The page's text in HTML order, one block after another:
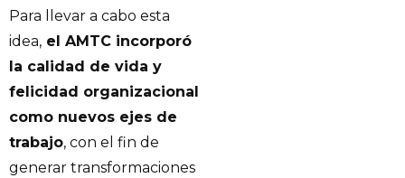
Para llevar a cabo esta
idea, el AMTC incorporó
la calidad de vida y
felicidad organizacional
como nuevos ejes de
trabajo, con el fin de
generar transformaciones